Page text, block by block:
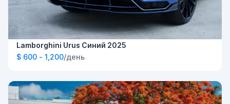
Lamborghini Urus Синий 2025
$ 600 - 1,200/день